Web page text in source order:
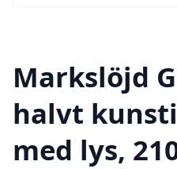
Markslöjd
halvt
med lys,